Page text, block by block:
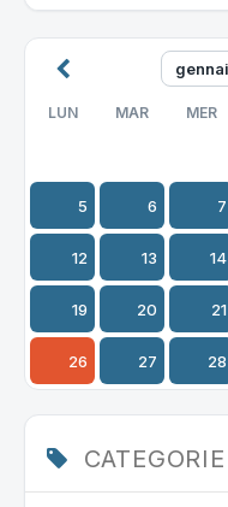
LUN MAR MER
5 6 7
12 13 14
19 20 21
26 27 28
CATEGORIE